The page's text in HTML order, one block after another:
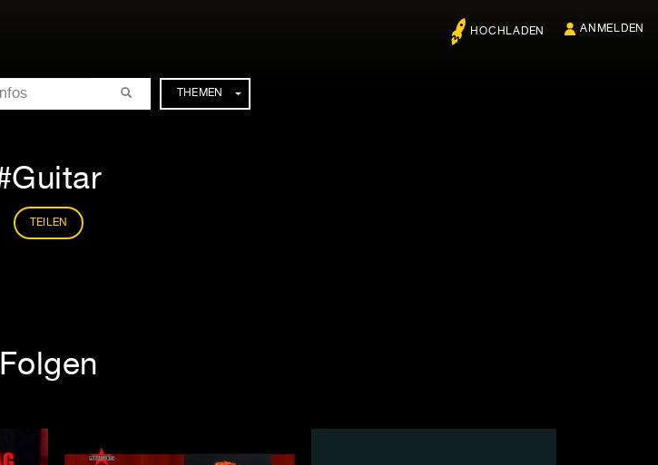
HOCHLADEN ANMELDEN
THEMEN
Guitar
TEILEN
Folgen